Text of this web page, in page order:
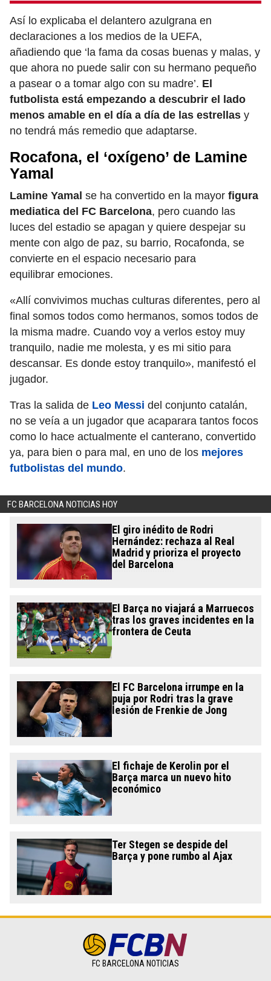
Así lo explicaba el delantero azulgrana en
declaraciones a los medios de la UEFA,
añadiendo que ‘la fama da cosas buenas y malas, y
que ahora no puede salir con su hermano pequeño
a pasear o a tomar algo con su madre’. El
futbolista está empezando a descubrir el lado
menos amable en el día a día de las estrellas y
no tendrá más remedio que adaptarse.
Rocafona, el ‘oxígeno’ de Lamine
Yamal
Lamine Yamal se ha convertido en la mayor figura
mediatica del FC Barcelona, pero cuando las
luces del estadio se apagan y quiere despejar su
mente con algo de paz, su barrio, Rocafonda, se
convierte en el espacio necesario para
equilibrar emociones.
«Allí convivimos muchas culturas diferentes, pero al
final somos todos como hermanos, somos todos de
la misma madre. Cuando voy a verlos estoy muy
tranquilo, nadie me molesta, y es mi sitio para
descansar. Es donde estoy tranquilo», manifestó el
jugador.
Tras la salida de Leo Messi del conjunto catalán,
no se veía a un jugador que acaparara tantos focos
como lo hace actualmente el canterano, convertido
ya, para bien o para mal, en uno de los mejores
futbolistas del mundo.
FC BARCELONA NOTICIAS HOY
El giro inédito de Rodri
Hernández: rechaza al Real
Madrid y prioriza el proyecto
del Barcelona
El Barça no viajará a Marruecos
tras los graves incidentes en la
frontera de Ceuta
El FC Barcelona irrumpe en la
puja por Rodri tras la grave
lesión de Frenkie de Jong
El fichaje de Kerolin por el
Barça marca un nuevo hito
económico
Ter Stegen se despide del
Barça y pone rumbo al Ajax
FC BARCELONA NOTICIAS